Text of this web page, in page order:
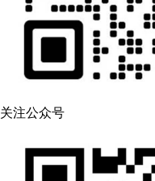
关注公众号